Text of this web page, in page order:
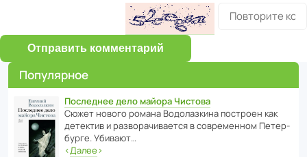
Отправить комментарий
Популярное
Последнее дело майора Чистова
Сюжет нового романа Водо­ла­з­кина пост­роен как
дете­ктив и разво­ра­чи­ва­ется в совре­менном Пете­р­
бурге. Убивают…
‹Далее›